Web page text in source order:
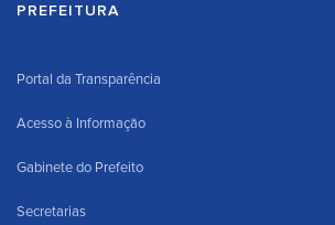
PREFEITURA
Portal da Transparência
Acesso à Informação
Gabinete do Prefeito
Secretarias